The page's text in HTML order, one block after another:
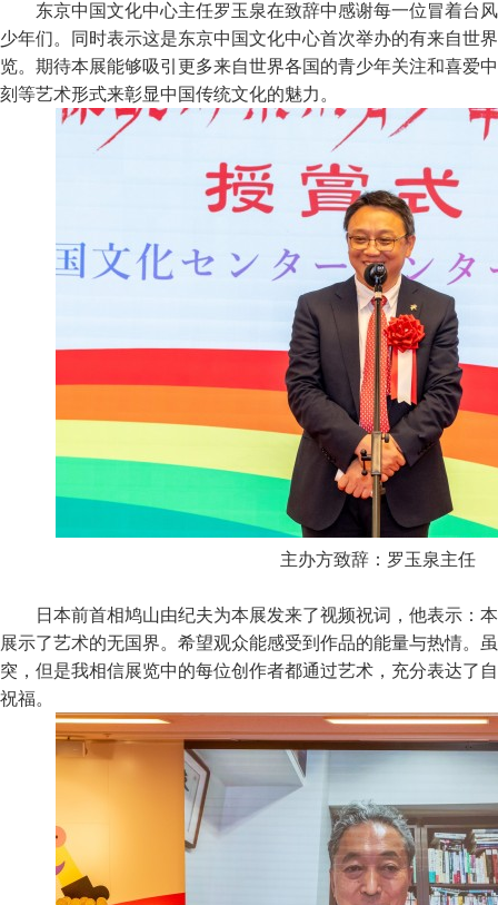
东京中国文化中心主任罗玉泉在致辞中感谢每一位冒着台
少年们。同时表示这是东京中国文化中心首次举办的有来自世
览。期待本展能够吸引更多来自世界各国的青少年关注和喜爱
刻等艺术形式来彰显中国传统文化的魅力。
主办方致辞：罗玉泉主任
日本前首相鸠山由纪夫为本展发来了视频祝词，他表示：
展示了艺术的无国界。希望观众能感受到作品的能量与热情。
突，但是我相信展览中的每位创作者都通过艺术，充分表达了
祝福。